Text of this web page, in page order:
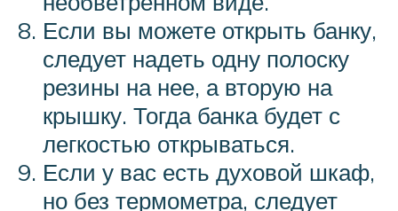
Если вы можете открыть банку,
следует надеть одну полоску
резины на нее, а вторую на
крышку. Тогда банка будет с
легкостью открываться.
Если у вас есть духовой шкаф,
но без термометра, следует